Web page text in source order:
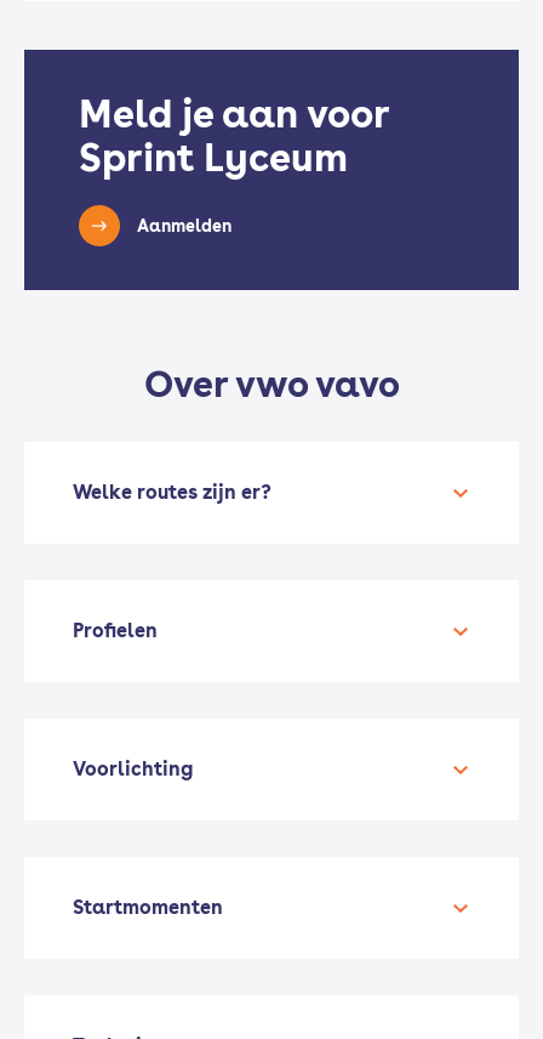
Meld je aan voor
Sprint Lyceum
Aanmelden
Over vwo vavo
Welke routes zijn er?
Profielen
Voorlichting
Startmomenten